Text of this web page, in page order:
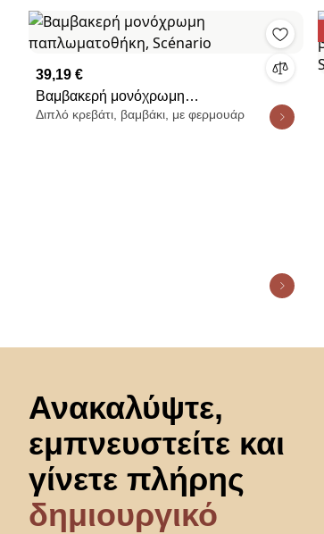
39,19 €
Βαμβακερή μονόχρωμη
παπλωματοθήκη, Scénario
Διπλό κρεβάτι, βαμβάκι, με φερμουάρ
Ανακαλύψτε,
εμπνευστείτε και
γίνετε πλήρης
δημιουργικό